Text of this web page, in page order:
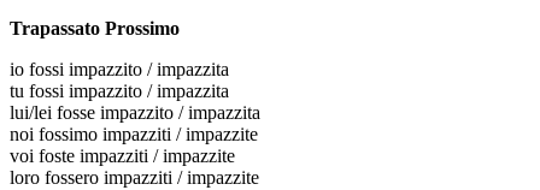
Trapassato Prossimo
io fossi impazzito / impazzita
tu fossi impazzito / impazzita
lui/lei fosse impazzito / impazzita
noi fossimo impazziti / impazzite
voi foste impazziti / impazzite
loro fossero impazziti / impazzite